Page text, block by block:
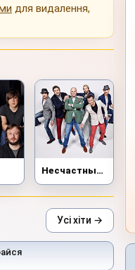
для видалення,
Несчастный Случай
Усі хіти →